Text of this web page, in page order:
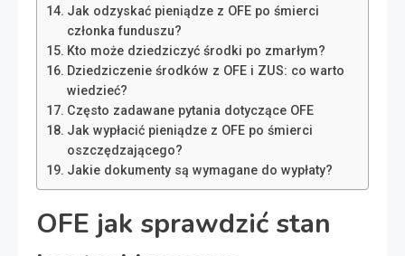
Jak odzyskać pieniądze z OFE po śmierci
członka funduszu?
Kto może dziedziczyć środki po zmarłym?
Dziedziczenie środków z OFE i ZUS: co warto
wiedzieć?
Często zadawane pytania dotyczące OFE
Jak wypłacić pieniądze z OFE po śmierci
oszczędzającego?
Jakie dokumenty są wymagane do wypłaty?
OFE jak sprawdzić stan